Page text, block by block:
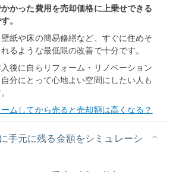
かった費用を売却価格に上乗せできる
。
紙や床の簡易修繕など、すぐに住めそ
るような最低限の改善で十分です。
後に自らリフォーム・リノベーション
分にとって心地よい空間にしたい人も
ームしてから売ると売却額は高くなる？
手元に残る金額をシミュレーシ